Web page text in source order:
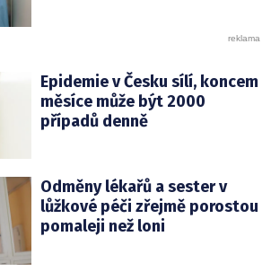
Epidemie v Česku sílí, koncem
měsíce může být 2000
případů denně
Odměny lékařů a sester v
lůžkové péči zřejmě porostou
pomaleji než loni